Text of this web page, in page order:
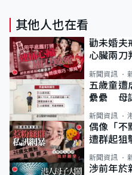
其他人也在看
勸未婚夫
心臟兩
新聞資訊
五歲童遭
纍纍 母
類案最惡
新聞資訊
偶像「不
遭群起
新聞資訊
涉前年